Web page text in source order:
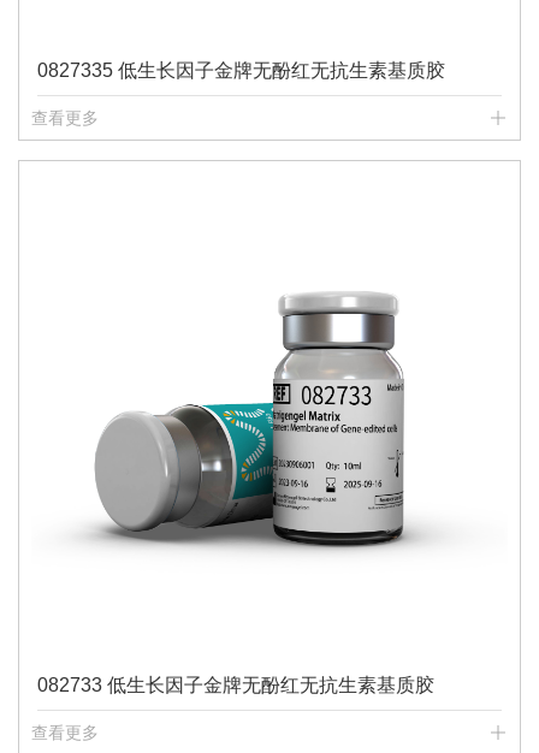
0827335 低生长因子金牌无酚红无抗生素基质胶
查看更多
082733 低生长因子金牌无酚红无抗生素基质胶
查看更多